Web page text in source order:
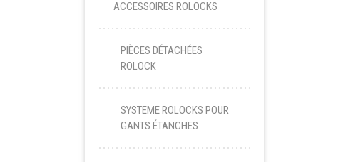
ACCESSOIRES ROLOCKS
PIÈCES DÉTACHÉES
ROLOCK
SYSTEME ROLOCKS POUR
GANTS ÉTANCHES